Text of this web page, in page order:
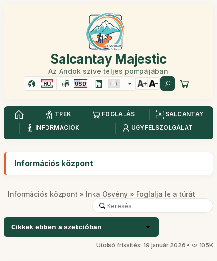
Salcantay Majestic
Az Andok szíve teljes pompájában
HU USD
TREK FOGLALÁS
SALCANTAY
INFORMÁCIÓK
ÜGYFÉLSZOLGÁLAT
Információs központ
Információs központ » Inka Ösvény » Foglalja le a túrát
Cikkek ebben a szekcióban
Utolsó frissítés: 19 január 2026 • 105K